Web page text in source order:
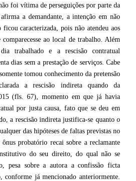
foi vítima de perseguições por parte da
a demandante, a intenção em não
caracterizada, pois não atendeu aos
comparecesse ao local de trabalho. Além
trabalhado e a rescisão contratual
dias sem a prestação de serviços. Cabe
tomou conhecimento da pretensão
a rescisão indireta quando da
(fls. 67), momento em que já havia
por justa causa, fato que se deu em
a rescisão indireta justifica-se quanto o
das hipóteses de faltas previstas no
probatório recai sobre a reclamante
do seu direito, do qual não se
pesa sobre a autora a confissão ficta
conforme já mencionado anteriormente.